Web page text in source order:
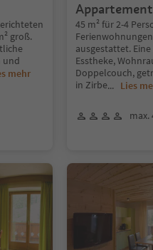
groß.
und
mehr
45 m² für 2-4
ausgestattet.
Esstheke,
Doppelcouch,
in Zirbe... Lies
max.